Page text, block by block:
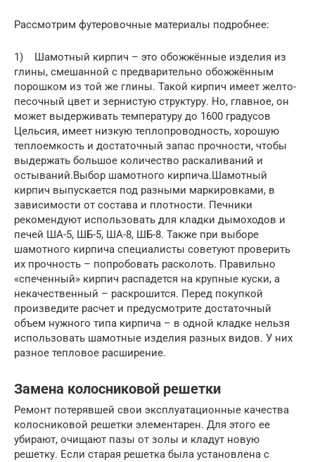
Рассмотрим футеровочные материалы подробнее:
1) Шамотный кирпич – это обожжённые изделия из
глины, смешанной с предварительно обожжённым
порошком из той же глины. Такой кирпич имеет желто-
песочный цвет и зернистую структуру. Но, главное, он
может выдерживать температуру до 1600 градусов
Цельсия, имеет низкую теплопроводность, хорошую
теплоемкость и достаточный запас прочности, чтобы
выдержать большое количество раскаливаний и
остываний.Выбор шамотного кирпича.Шамотный
кирпич выпускается под разными маркировками, в
зависимости от состава и плотности. Печники
рекомендуют использовать для кладки дымоходов и
печей ША-5, ШБ-5, ША-8, ШБ-8. Также при выборе
шамотного кирпича специалисты советуют проверить
их прочность – попробовать расколоть. Правильно
«спеченный» кирпич распадется на крупные куски, а
некачественный – раскрошится. Перед покупкой
произведите расчет и предусмотрите достаточный
объем нужного типа кирпича – в одной кладке нельзя
использовать шамотные изделия разных видов. У них
разное тепловое расширение.
Замена колосниковой решетки
Ремонт потерявшей свои эксплуатационные качества
колосниковой решетки элементарен. Для этого ее
убирают, очищают пазы от золы и кладут новую
решетку. Если старая решетка была установлена с